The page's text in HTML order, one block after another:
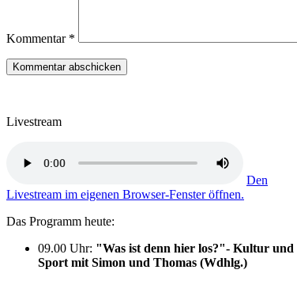
Kommentar *
Livestream
Den
Livestream im eigenen Browser-Fenster öffnen.
Das Programm heute:
09.00 Uhr: "Was ist denn hier los?"- Kultur und
Sport mit Simon und Thomas (Wdhlg.)